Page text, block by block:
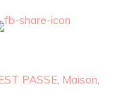
PASSE, Maison,